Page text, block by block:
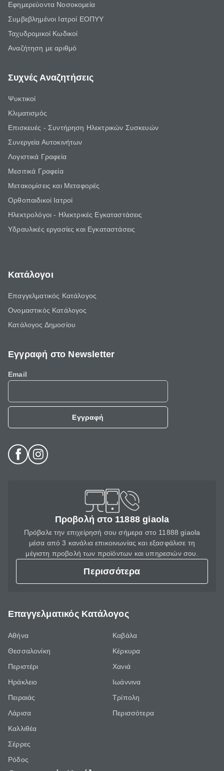
Εφημερεύοντα Νοσοκομεία
Συμβεβλημένοι Ιατροί ΕΟΠΥΥ
Ταχυδρομικοί Κωδικοί
Αναζήτηση με αριθμό
Συχνές Αναζητήσεις
Ψυκτικοί
Κλιματισμός
Επισκευές - Συντήρηση Ηλεκτρικών Συσκευών
Συνεργεία Αυτοκινήτων
Λογιστικά Γραφεία
Μεσιτικά Γραφεία
Μετακομίσεις και Μεταφορές
Ορθοπαιδικοί Ιατροί
Ηλεκτρολόγοι - Ηλεκτρικές Εγκαταστάσεις
Υδραυλικές εργασίες και Εγκαταστάσεις
Κατάλογοι
Επαγγελματικός Κατάλογος
Ονομαστικός Κατάλογος
Κατάλογος Δημοσίου
Εγγραφή στο Newsletter
Email
Εγγραφή
Προβολή στο 11888 giaola
Πρόβαλε την επιχείρησή σου σήμερα στο 11888 giaola
μέσα από 3 κανάλια επικοινωνίας και εξασφάλισε τη
μέγιστη προβολή των προϊόντων και υπηρεσιών σου.
Περισσότερα
Επαγγελματικός Κατάλογος
Αθήνα
Θεσσαλονίκη
Περιστέρι
Ηράκλειο
Πειραιάς
Λάρισα
Καλλιθέα
Σέρρες
Ρόδος
Καβάλα
Κέρκυρα
Χανιά
Ιωάννινα
Τρίπολη
Περισσότερα